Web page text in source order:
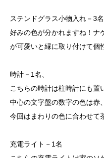
ステンドグラス小物入れ－3
好みの色が分かれますね！ナ
が可愛いと縁に取り付けて個
時計－1名、
こちらの時計は柱時計にも置
中心の文字盤の数字の色は赤
今回はまわりの色に合わせて
充電ライト－1名